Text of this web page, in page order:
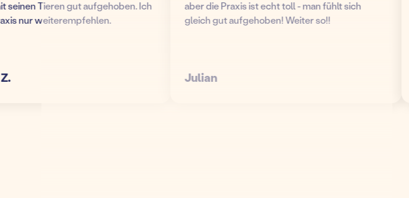
Tieren gut aufgehoben. Ich
nur weiterempfehlen.
aber die Praxis ist echt toll - man fühlt sich
gleich gut aufgehoben! Weiter so!!
Julian